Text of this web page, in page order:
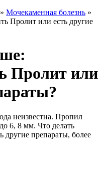
» Мочекаменная болезнь »
Пролит или есть другие
Пролит или
неизвестна. Пропил
6, 8 мм. Что делать
другие препараты, более